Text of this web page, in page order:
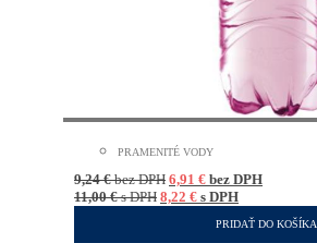
PRAMENITÉ VODY
9,24€bez DPH 6,91 € bez DPH
11,00€s DPH 8,22 € s DPH
PRIDAŤ DO KOŠÍKA